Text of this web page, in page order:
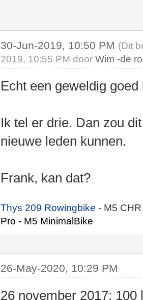
30-Jun-2019, 10:50 PM (Dit
2019, 10:55 PM doorWim -de
Echt een geweldig goed
Ik tel er drie. Dan zou
nieuwe leden kunnen.
Frank, kan dat?
Thys 209 Rowingbike- M5
Pro - M5 MinimalBike
26-May-2020, 10:29 PM
26 november 2017: 100